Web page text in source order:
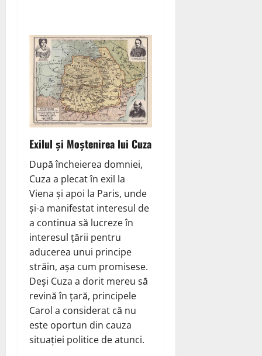
Exilul și Moștenirea lui Cuza
După încheierea domniei,
Cuza a plecat în exil la
Viena și apoi la Paris, unde
și-a manifestat interesul de
a continua să lucreze în
interesul țării pentru
aducerea unui principe
străin, așa cum promisese.
Deși Cuza a dorit mereu să
revină în țară, principele
Carol a considerat că nu
este oportun din cauza
situației politice de atunci.